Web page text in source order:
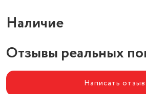
Наличие
Отзывы реальных
Написать отзыв